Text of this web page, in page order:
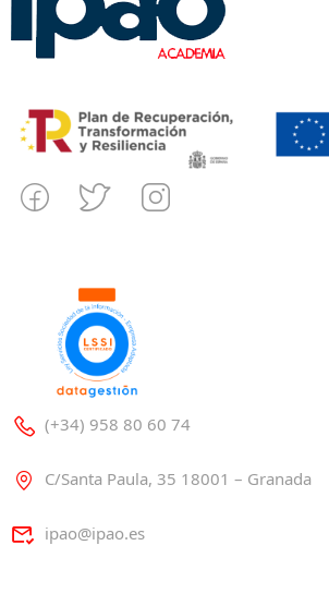
(+34) 958 80 60 74
C/Santa Paula, 35 18001 – Granada
ipao@ipao.es